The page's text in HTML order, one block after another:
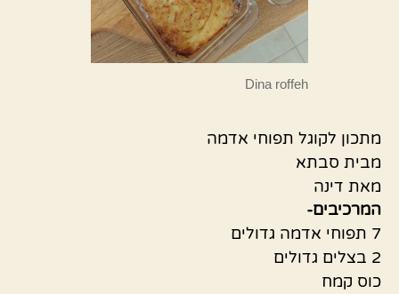
Dina roffeh
מתכון לקוגל תפוחי אדמה
מבית סבתא
מאת דינה
המרכיבים-
7 תפוחי אדמה גדולים
2 בצלים גדולים
כוס קמח